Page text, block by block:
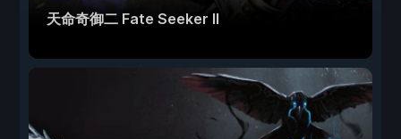
天命奇御二 Fate Seeker II